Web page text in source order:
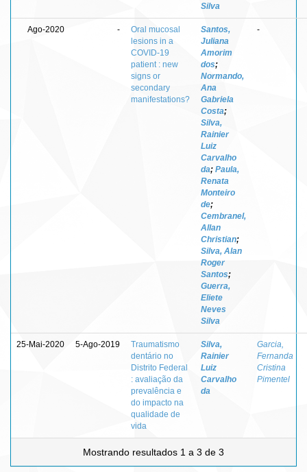
Silva
Ago-2020 -
Oral mucosal
lesions in a
COVID-19
patient : new
signs or
secondary
manifestations?
Santos,
Juliana
Amorim
dos;
Normando,
Ana
Gabriela
Costa;
Silva,
Rainier
Luiz
Carvalho
da; Paula,
Renata
Monteiro
de;
Cembranel,
Allan
Christian;
Silva, Alan
Roger
Santos;
Guerra,
Eliete
Neves
Silva
-
25-Mai-2020 5-Ago-2019
Traumatismo
dentário no
Distrito Federal
: avaliação da
prevalência e
do impacto na
qualidade de
vida
Silva,
Rainier
Luiz
Carvalho
da
Garcia,
Fernanda
Cristina
Pimentel
Mostrando resultados 1 a 3 de 3